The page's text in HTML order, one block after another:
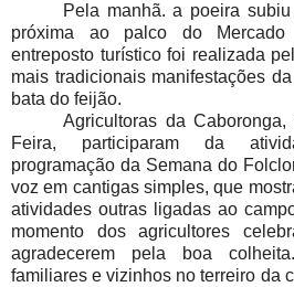
Pela manhã. a poeira
próxima ao palco do
entreposto turístico foi realizada
mais tradicionais manifestações
bata do feijão.
Agricultoras da
Feira, participaram da
programação da Semana do
voz em cantigas simples, que
atividades outras ligadas ao
momento dos agricultores
agradecerem pela boa
familiares e vizinhos no terreiro da